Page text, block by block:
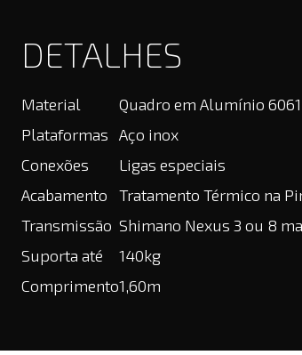
DETALHES
Material
Quadro em Alumínio 6061
Plataformas Aço inox
Conexões
Ligas especiais
Acabamento
Tratamento Térmico na
Transmissão Shimano Nexus 3 ou 8
Suporta até
140kg
Comprimento1,60m